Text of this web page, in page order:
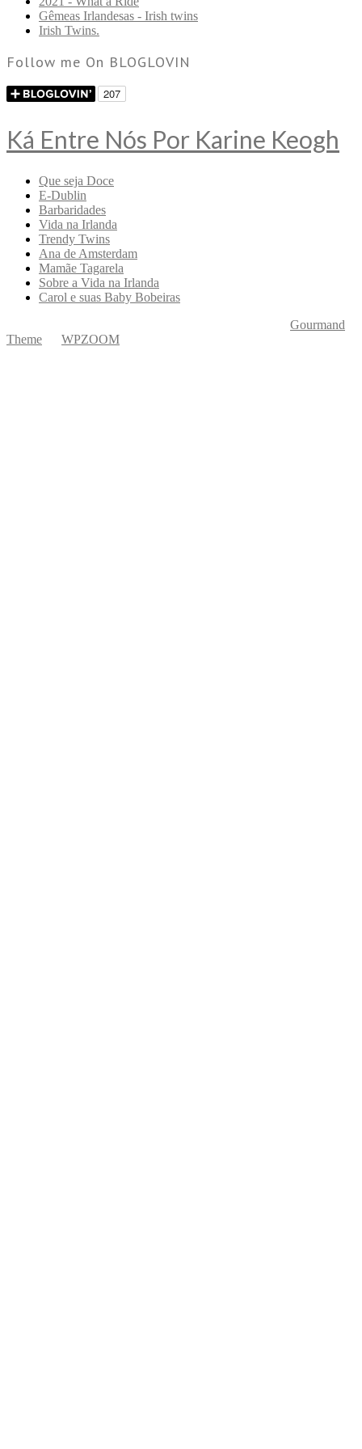
Gêmeas Irlandesas - Irish twins
Irish Twins.
Follow me On BLOGLOVIN
Ká Entre Nós Por Karine Keogh
Que seja Doce
E-Dublin
Barbaridades
Vida na Irlanda
Trendy Twins
Ana de Amsterdam
Mamãe Tagarela
Sobre a Vida na Irlanda
Carol e suas Baby Bobeiras
Gourmand
Theme
WPZOOM